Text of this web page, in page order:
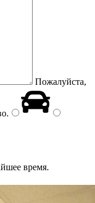
Пожалуйста,
.
время.